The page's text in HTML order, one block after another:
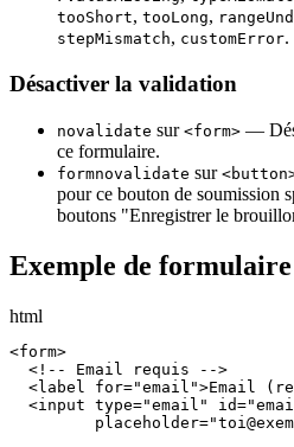
tooShort, tooLong,
stepMismatch, customError.
Désactiver la validation
novalidate sur <form> —
ce formulaire.
formnovalidate sur
pour ce bouton de soumission
boutons "Enregistrer le
Exemple de
html
<form>
  <!-- Email requis -->
<label for="email">Email
<input type="email"